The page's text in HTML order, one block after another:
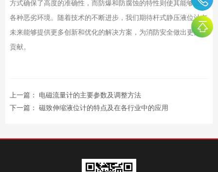
方式确保了高度的准确性，而防爆和防腐蚀的特性则使其能够适应
各种恶劣环境。随着技术的不断进步，我们期待杆式静压液位计在
未来能够提供更多创新和优化的解决方案，为消防安全做出更大的
贡献。
上一篇： ​电磁流量计的主要参数及调整方法
下一篇： 磁致伸缩液位计的特点及在各行业中的应用